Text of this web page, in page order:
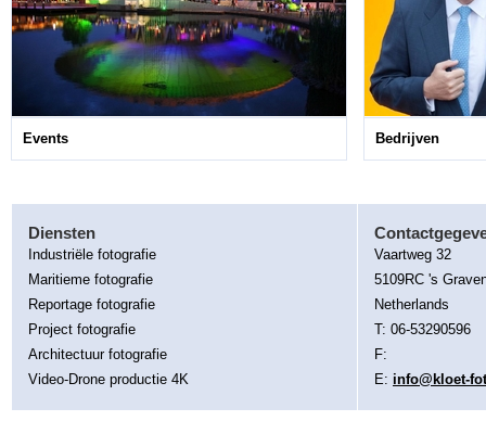
Events Bedrijven
Diensten
Industriële fotografie
Maritieme fotografie
Reportage fotografie
Project fotografie
Architectuur fotografie
Video-Drone productie 4K
Vaartweg 32
5109RC 's
Netherlands
T: 06-53290596
F:
E: info@kloet-